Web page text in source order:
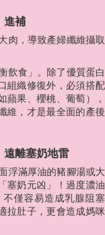
進補
肉，導致產婦纖維攝取
飲食」。除了優質蛋白
組織修復外，必須搭配
蘋果、櫻桃、葡萄），
維，才是最全面的產後
遠離塞奶地雷
浮滿厚油的豬腳湯或大
塞奶元凶」！過度濃油
僅容易造成乳腺阻塞
拉肚子，更會造成媽咪